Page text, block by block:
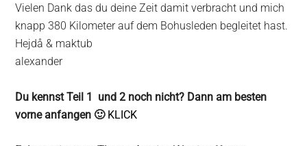
Vielen Dank das du deine Zeit damit verbracht und mich
knapp 380 Kilometer auf dem Bohusleden begleitet hast.
Hejdå & maktub
alexander
Du kennst Teil 1 und 2 noch nicht? Dann am besten
vorne anfangen 🙂 KLICK